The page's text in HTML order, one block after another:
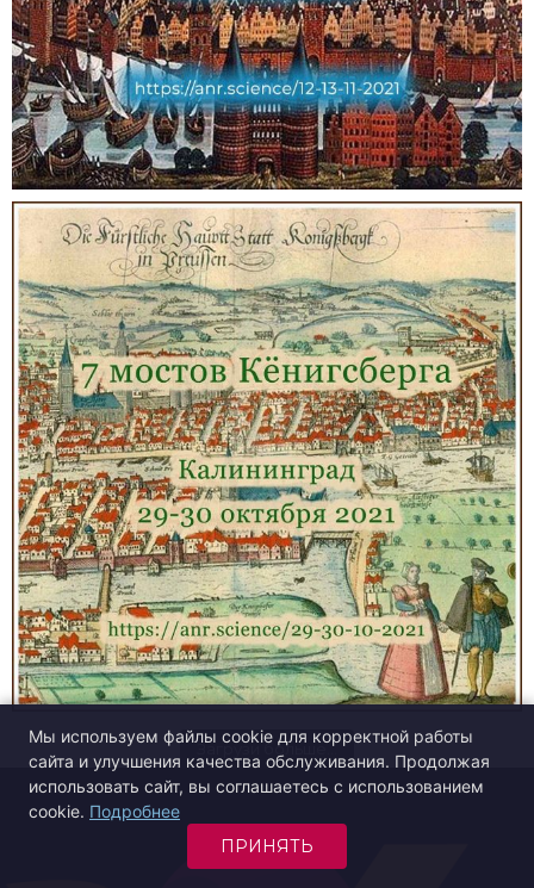
Загрузи больше…
Мы используем файлы cookie для корректной работы
сайта и улучшения качества обслуживания. Продолжая
использовать сайт, вы соглашаетесь с использованием
cookie. Подробнее
ПРИНЯТЬ